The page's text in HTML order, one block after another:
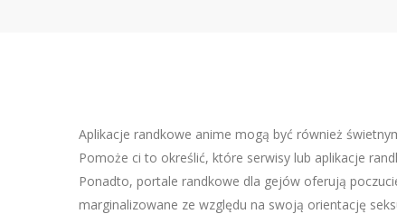
Aplikacje randkowe anime mogą być również
Pomoże ci to określić, które serwisy lub aplikacje
Ponadto, portale randkowe dla gejów oferują
marginalizowane ze względu na swoją orientację